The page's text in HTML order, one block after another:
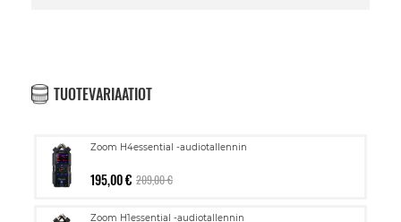
TUOTEVARIAATIOT
Zoom H4essential -audiotallennin
195,00 € 209,00 €
Zoom H1essential -audiotallennin